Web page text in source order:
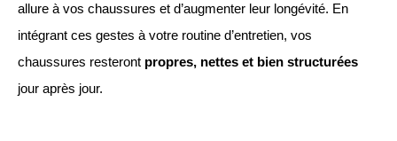
allure à vos chaussures et d’augmenter leur longévité. En
intégrant ces gestes à votre routine d’entretien, vos
chaussures resteront propres, nettes et bien structurées
jour après jour.